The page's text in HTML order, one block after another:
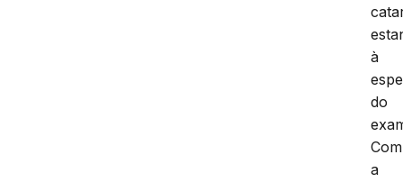
à
do
Com
a